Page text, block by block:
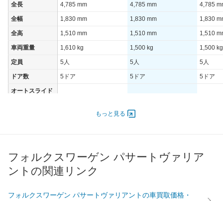
全長 4,785 mm 4,785 mm 4,785
全幅 1,830 mm 1,830 mm 1,830
全高 1,510 mm 1,510 mm 1,510
車両重量 1,610 kg 1,500 kg 1,500 kg
定員 5人 5人 5人
ドア数 5ドア 5ドア 5ドア
オートスライド
過給機 TB TB TB
タイヤ
後輪サイズ 235/40R19 215/55R17 235/
もっと見る
フォルクスワーゲン パサートヴァリア
ントの関連リンク
フォルクスワーゲン パサートヴァリアントの車買取価格・